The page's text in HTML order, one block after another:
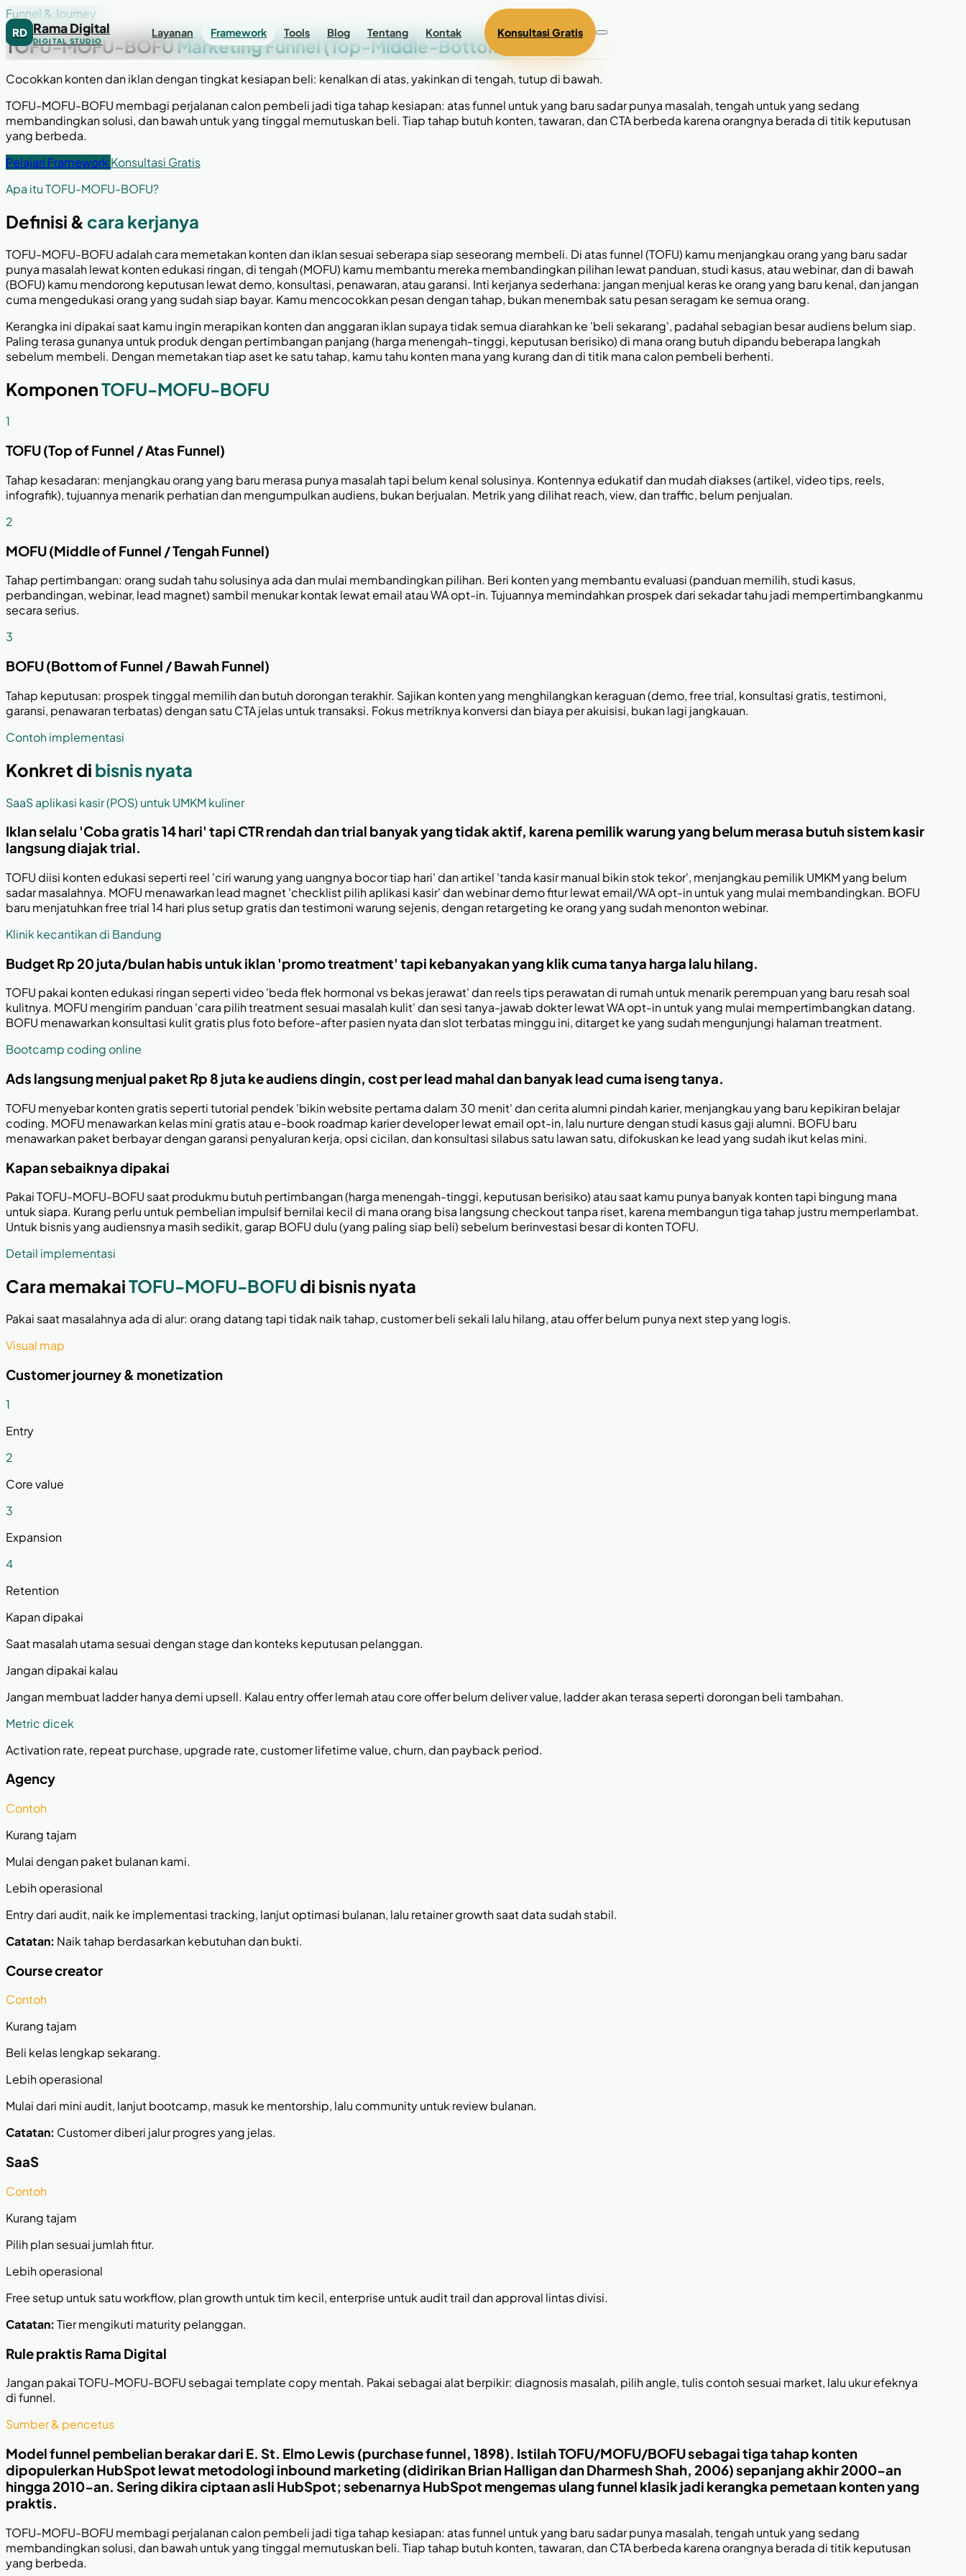
RD Rama Digital
DIGITAL STUDIO
Layanan Framework Tools Blog Tentang Kontak Konsultasi Gratis
Funnel & Journey
TOFU-MOFU-BOFU Marketing Funnel (Top-Middle-Bottom)
Cocokkan konten dan iklan dengan tingkat kesiapan beli: kenalkan di atas, yakinkan di tengah, tutup di bawah.
TOFU-MOFU-BOFU membagi perjalanan calon pembeli jadi tiga tahap kesiapan: atas funnel untuk yang baru sadar punya masalah, tengah untuk yang sedang
membandingkan solusi, dan bawah untuk yang tinggal memutuskan beli. Tiap tahap butuh konten, tawaran, dan CTA berbeda karena orangnya berada di titik keputusan
yang berbeda.
Pelajari Framework Konsultasi Gratis
Apa itu TOFU-MOFU-BOFU?
Definisi & cara kerjanya
TOFU-MOFU-BOFU adalah cara memetakan konten dan iklan sesuai seberapa siap seseorang membeli. Di atas funnel (TOFU) kamu menjangkau orang yang baru sadar
punya masalah lewat konten edukasi ringan, di tengah (MOFU) kamu membantu mereka membandingkan pilihan lewat panduan, studi kasus, atau webinar, dan di bawah
(BOFU) kamu mendorong keputusan lewat demo, konsultasi, penawaran, atau garansi. Inti kerjanya sederhana: jangan menjual keras ke orang yang baru kenal, dan jangan
cuma mengedukasi orang yang sudah siap bayar. Kamu mencocokkan pesan dengan tahap, bukan menembak satu pesan seragam ke semua orang.
Kerangka ini dipakai saat kamu ingin merapikan konten dan anggaran iklan supaya tidak semua diarahkan ke 'beli sekarang', padahal sebagian besar audiens belum siap.
Paling terasa gunanya untuk produk dengan pertimbangan panjang (harga menengah-tinggi, keputusan berisiko) di mana orang butuh dipandu beberapa langkah
sebelum membeli. Dengan memetakan tiap aset ke satu tahap, kamu tahu konten mana yang kurang dan di titik mana calon pembeli berhenti.
KomponenTOFU-MOFU-BOFU
1
TOFU (Top of Funnel / Atas Funnel)
Tahap kesadaran: menjangkau orang yang baru merasa punya masalah tapi belum kenal solusinya. Kontennya edukatif dan mudah diakses (artikel, video tips, reels,
infografik), tujuannya menarik perhatian dan mengumpulkan audiens, bukan berjualan. Metrik yang dilihat reach, view, dan traffic, belum penjualan.
2
MOFU (Middle of Funnel / Tengah Funnel)
Tahap pertimbangan: orang sudah tahu solusinya ada dan mulai membandingkan pilihan. Beri konten yang membantu evaluasi (panduan memilih, studi kasus,
perbandingan, webinar, lead magnet) sambil menukar kontak lewat email atau WA opt-in. Tujuannya memindahkan prospek dari sekadar tahu jadi mempertimbangkanmu
secara serius.
3
BOFU (Bottom of Funnel / Bawah Funnel)
Tahap keputusan: prospek tinggal memilih dan butuh dorongan terakhir. Sajikan konten yang menghilangkan keraguan (demo, free trial, konsultasi gratis, testimoni,
garansi, penawaran terbatas) dengan satu CTA jelas untuk transaksi. Fokus metriknya konversi dan biaya per akuisisi, bukan lagi jangkauan.
Contoh implementasi
Konkret di bisnis nyata
SaaS aplikasi kasir (POS) untuk UMKM kuliner
Iklan selalu 'Coba gratis 14 hari' tapi CTR rendah dan trial banyak yang tidak aktif, karena pemilik warung yang belum merasa butuh sistem kasir
langsung diajak trial.
TOFU diisi konten edukasi seperti reel 'ciri warung yang uangnya bocor tiap hari' dan artikel 'tanda kasir manual bikin stok tekor', menjangkau pemilik UMKM yang belum
sadar masalahnya. MOFU menawarkan lead magnet 'checklist pilih aplikasi kasir' dan webinar demo fitur lewat email/WA opt-in untuk yang mulai membandingkan. BOFU
baru menjatuhkan free trial 14 hari plus setup gratis dan testimoni warung sejenis, dengan retargeting ke orang yang sudah menonton webinar.
Klinik kecantikan di Bandung
Budget Rp 20 juta/bulan habis untuk iklan 'promo treatment' tapi kebanyakan yang klik cuma tanya harga lalu hilang.
TOFU pakai konten edukasi ringan seperti video 'beda flek hormonal vs bekas jerawat' dan reels tips perawatan di rumah untuk menarik perempuan yang baru resah soal
kulitnya. MOFU mengirim panduan 'cara pilih treatment sesuai masalah kulit' dan sesi tanya-jawab dokter lewat WA opt-in untuk yang mulai mempertimbangkan datang.
BOFU menawarkan konsultasi kulit gratis plus foto before-after pasien nyata dan slot terbatas minggu ini, ditarget ke yang sudah mengunjungi halaman treatment.
Bootcamp coding online
Ads langsung menjual paket Rp 8 juta ke audiens dingin, cost per lead mahal dan banyak lead cuma iseng tanya.
TOFU menyebar konten gratis seperti tutorial pendek 'bikin website pertama dalam 30 menit' dan cerita alumni pindah karier, menjangkau yang baru kepikiran belajar
coding. MOFU menawarkan kelas mini gratis atau e-book roadmap karier developer lewat email opt-in, lalu nurture dengan studi kasus gaji alumni. BOFU baru
menawarkan paket berbayar dengan garansi penyaluran kerja, opsi cicilan, dan konsultasi silabus satu lawan satu, difokuskan ke lead yang sudah ikut kelas mini.
Kapan sebaiknya dipakai
Pakai TOFU-MOFU-BOFU saat produkmu butuh pertimbangan (harga menengah-tinggi, keputusan berisiko) atau saat kamu punya banyak konten tapi bingung mana
untuk siapa. Kurang perlu untuk pembelian impulsif bernilai kecil di mana orang bisa langsung checkout tanpa riset, karena membangun tiga tahap justru memperlambat.
Untuk bisnis yang audiensnya masih sedikit, garap BOFU dulu (yang paling siap beli) sebelum berinvestasi besar di konten TOFU.
Detail implementasi
Cara memakaiTOFU-MOFU-BOFU di bisnis nyata
Pakai saat masalahnya ada di alur: orang datang tapi tidak naik tahap, customer beli sekali lalu hilang, atau offer belum punya next step yang logis.
Visual map
Customer journey & monetization
1
Entry
2
Core value
3
Expansion
4
Retention
Kapan dipakai
Saat masalah utama sesuai dengan stage dan konteks keputusan pelanggan.
Jangan dipakai kalau
Jangan membuat ladder hanya demi upsell. Kalau entry offer lemah atau core offer belum deliver value, ladder akan terasa seperti dorongan beli tambahan.
Metric dicek
Activation rate, repeat purchase, upgrade rate, customer lifetime value, churn, dan payback period.
Agency
Contoh
Kurang tajam
Mulai dengan paket bulanan kami.
Lebih operasional
Entry dari audit, naik ke implementasi tracking, lanjut optimasi bulanan, lalu retainer growth saat data sudah stabil.
Catatan: Naik tahap berdasarkan kebutuhan dan bukti.
Course creator
Contoh
Kurang tajam
Beli kelas lengkap sekarang.
Lebih operasional
Mulai dari mini audit, lanjut bootcamp, masuk ke mentorship, lalu community untuk review bulanan.
Catatan: Customer diberi jalur progres yang jelas.
SaaS
Contoh
Kurang tajam
Pilih plan sesuai jumlah fitur.
Lebih operasional
Free setup untuk satu workflow, plan growth untuk tim kecil, enterprise untuk audit trail dan approval lintas divisi.
Catatan: Tier mengikuti maturity pelanggan.
Rule praktis Rama Digital
Jangan pakai TOFU-MOFU-BOFU sebagai template copy mentah. Pakai sebagai alat berpikir: diagnosis masalah, pilih angle, tulis contoh sesuai market, lalu ukur efeknya
di funnel.
Sumber & pencetus
Model funnel pembelian berakar dari E. St. Elmo Lewis (purchase funnel, 1898). Istilah TOFU/MOFU/BOFU sebagai tiga tahap konten
dipopulerkan HubSpot lewat metodologi inbound marketing (didirikan Brian Halligan dan Dharmesh Shah, 2006) sepanjang akhir 2000-an
hingga 2010-an. Sering dikira ciptaan asli HubSpot; sebenarnya HubSpot mengemas ulang funnel klasik jadi kerangka pemetaan konten yang
praktis.
TOFU-MOFU-BOFU membagi perjalanan calon pembeli jadi tiga tahap kesiapan: atas funnel untuk yang baru sadar punya masalah, tengah untuk yang sedang
membandingkan solusi, dan bawah untuk yang tinggal memutuskan beli. Tiap tahap butuh konten, tawaran, dan CTA berbeda karena orangnya berada di titik keputusan
yang berbeda.